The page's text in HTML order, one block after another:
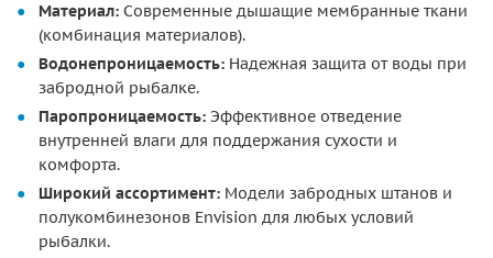
Материал: Современные дышащие мембранные ткани
(комбинация материалов).
Водонепроницаемость: Надежная защита от воды при
забродной рыбалке.
Паропроницаемость: Эффективное отведение
внутренней влаги для поддержания сухости и
комфорта.
Широкий ассортимент: Модели забродных штанов и
полукомбинезонов Envision для любых условий
рыбалки.